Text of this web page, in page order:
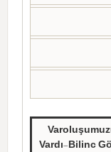
Vardı-Bilinc